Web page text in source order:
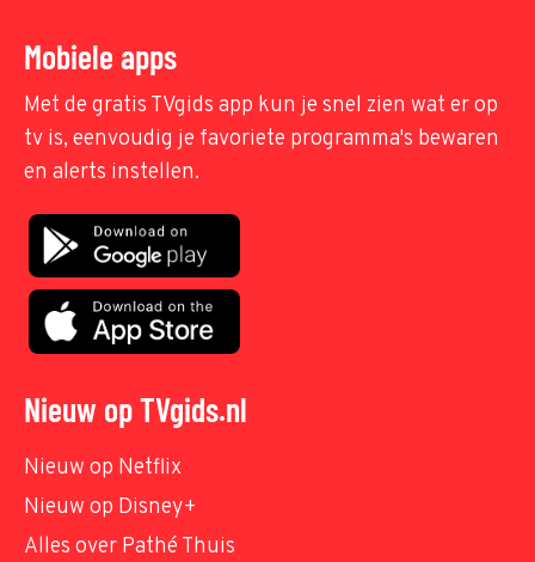
Mobiele apps
Met de gratis TVgids app kun je snel zien wat er op
tv is, eenvoudig je favoriete programma's bewaren
en alerts instellen.
Nieuw op TVgids.nl
Nieuw op Netflix
Nieuw op Disney+
Alles over Pathé Thuis